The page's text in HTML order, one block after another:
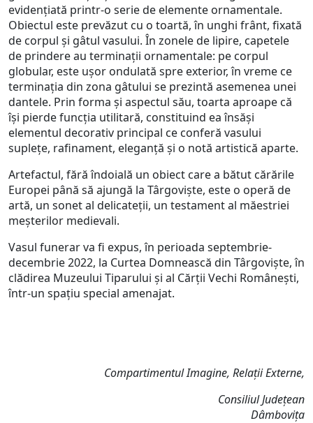
evidențiată printr-o serie de elemente ornamentale.
Obiectul este prevăzut cu o toartă, în unghi frânt, fixată
de corpul și gâtul vasului. În zonele de lipire, capetele
de prindere au terminații ornamentale: pe corpul
globular, este ușor ondulată spre exterior, în vreme ce
terminația din zona gâtului se prezintă asemenea unei
dantele. Prin forma și aspectul său, toarta aproape că
își pierde funcția utilitară, constituind ea însăși
elementul decorativ principal ce conferă vasului
suplețe, rafinament, eleganță și o notă artistică aparte.
Artefactul, fără îndoială un obiect care a bătut cărările
Europei până să ajungă la Târgoviște, este o operă de
artă, un sonet al delicateții, un testament al măestriei
meșterilor medievali.
Vasul funerar va fi expus, în perioada septembrie-
decembrie 2022, la Curtea Domnească din Târgoviște, în
clădirea Muzeului Tiparului și al Cărții Vechi Românești,
într-un spațiu special amenajat.
Compartimentul Imagine, Relații Externe,
Consiliul Județean
Dâmbovița